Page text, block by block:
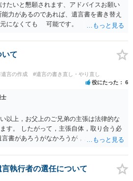
たいと懇願されます、アドバイスお願い
力があるのであれば、遺言書を書き替え
元になくても 可能です。 将来遺言の効
して、公証役場へ行って公正証書遺言を
す。 将来争われることが見込まれること
きを進めた方がよいと思います。
いて
言の作成 #遺言の書き直し・やり直し
役にたった 6
士
以上，お父上のご兄弟の主張は法律的な
す。 したがって，主張自体，取り合う必
書があろうがなかろうが，お父上のご兄
人弁護士をたてて，その弁護士から相手
る主張は法的根拠がなく，一切応じないこ
ないでほしいこと ・連絡を継続してくる
執行者の選任について